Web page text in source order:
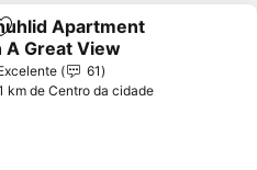
Adicionar aos favoritos
Apartment
A Great View
61
km de Centro da cidade